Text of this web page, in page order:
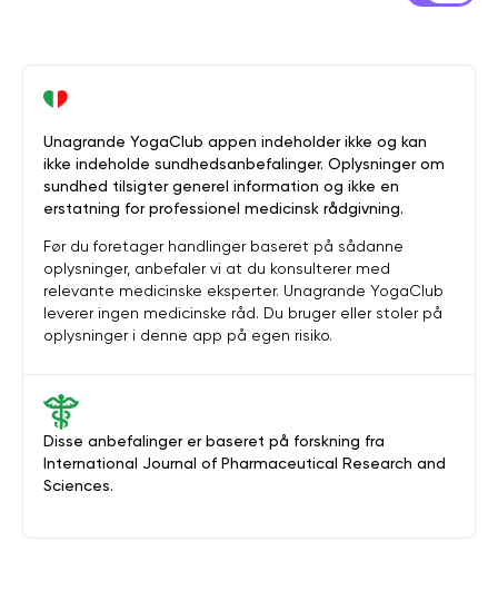
Disse anbefalinger er baseret på forskning fra
International Journal of Pharmaceutical Research and
Sciences.
Unagrande YogaClub appen indeholder ikke og kan
ikke indeholde sundhedsanbefalinger. Oplysninger om
sundhed tilsigter generel information og ikke en
erstatning for professionel medicinsk rådgivning.
Før du foretager handlinger baseret på sådanne
oplysninger, anbefaler vi at du konsulterer med
relevante medicinske eksperter. Unagrande YogaClub
leverer ingen medicinske råd. Du bruger eller stoler på
oplysninger i denne app på egen risiko.